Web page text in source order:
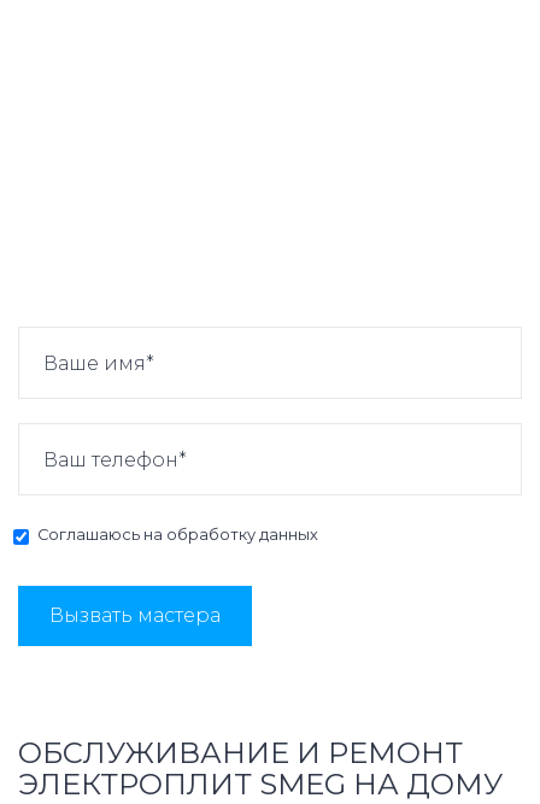
Соглашаюсь на обработку данных
Вызвать мастера
ОБСЛУЖИВАНИЕ И РЕМОНТ
ЭЛЕКТРОПЛИТ SMEG НА ДОМУ